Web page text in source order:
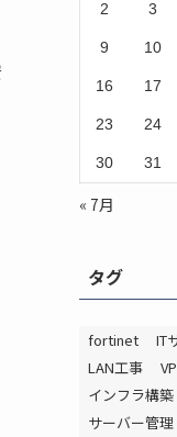
2 3
9 10
16 17
23 24
30 31
« 7月
タグ
fortinet IT
LAN工事
インフラ構築
サーバー管理